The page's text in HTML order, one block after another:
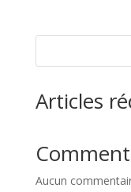
Articles
Aucun